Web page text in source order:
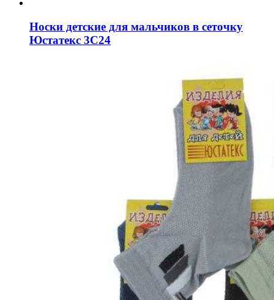
Носки детские для мальчиков в сеточку
Юстатекс 3С24